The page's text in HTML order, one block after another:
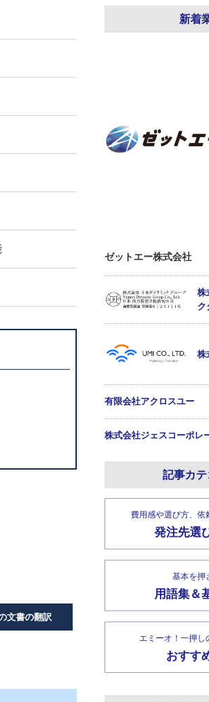
文書の翻訳
新着
ゼットエー株式会社
株
ク
株
有限会社アクロスユー
株式会社ジェスコーポレ
記事カ
費用感や選び方、依
発注先選
基本を押
用語集＆
エミーオ！一押し
おすす